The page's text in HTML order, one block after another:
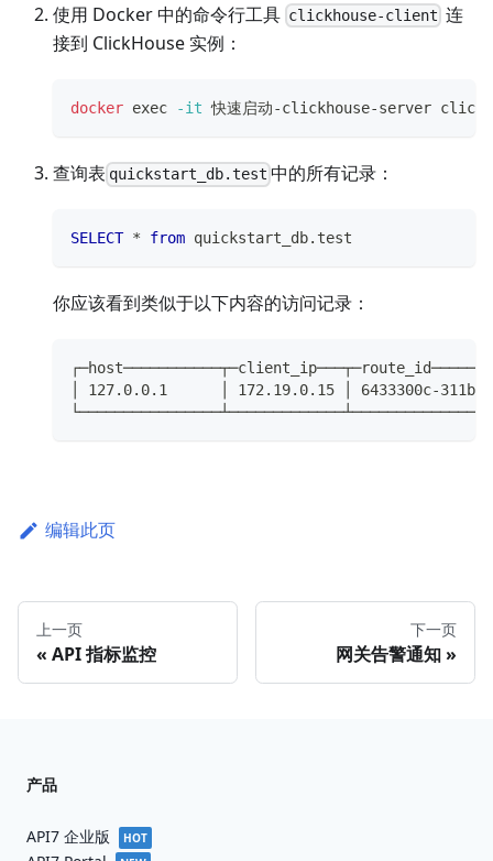
使用 Docker 中的命令行工具 clickhouse-client 连
接到 ClickHouse 实例：
docker exec -it 快速启动-clickhouse-server
查询表 quickstart_db.test 中的所有记录：
SELECT * from quickstart_db. test
你应该看到类似于以下内容的访问记录：
│ 127.0.0.1      │ 172.19.0.15 │ 6433300c-311b-
编辑此页
上一页
API 指标监控
下一页
网关告警通知
产品
API7 企业版 HOT